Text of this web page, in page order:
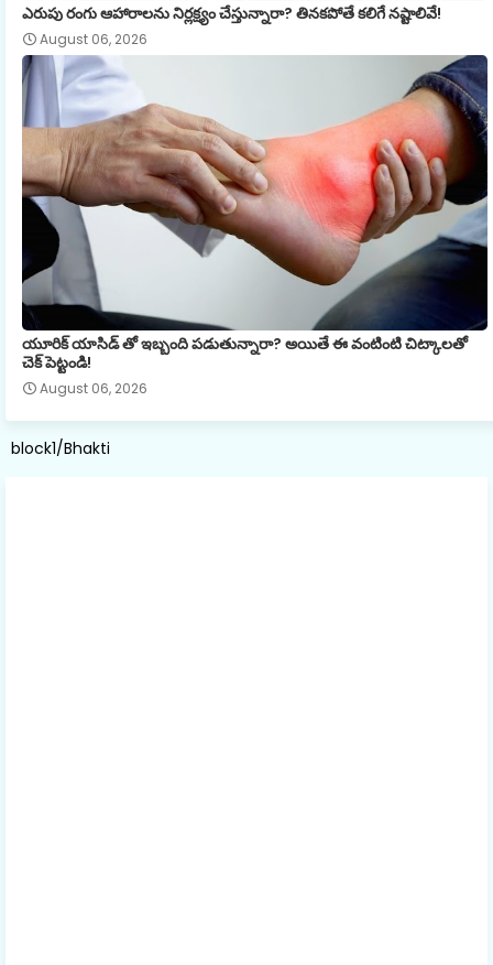
ఎరుపు రంగు ఆహారాలను నిర్లక్ష్యం చేస్తున్నారా? తినకపోతే కలిగే నష్టాలివే!
August 06, 2026
యూరిక్ యాసిడ్ తో ఇబ్బంది పడుతున్నారా? అయితే ఈ వంటింటి చిట్కాలతో
చెక్ పెట్టండి!
August 06, 2026
block1/Bhakti